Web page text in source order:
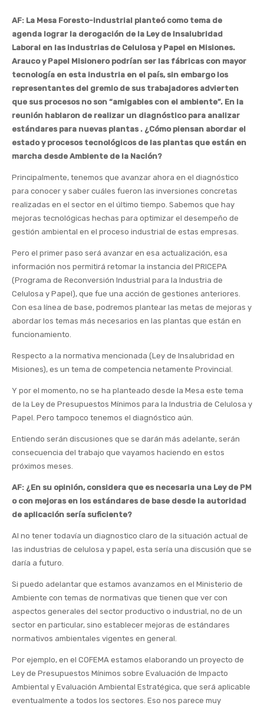
AF: La Mesa Foresto-industrial planteó como tema de
agenda lograr la derogación de la Ley de Insalubridad
Laboral en las industrias de Celulosa y Papel en Misiones.
Arauco y Papel Misionero podrían ser las fábricas con mayor
tecnología en esta industria en el país, sin embargo los
representantes del gremio de sus trabajadores advierten
que sus procesos no son “amigables con el ambiente”. En la
reunión hablaron de realizar un diagnóstico para analizar
estándares para nuevas plantas . ¿Cómo piensan abordar el
estado y procesos tecnológicos de las plantas que están en
marcha desde Ambiente de la Nación?
Principalmente, tenemos que avanzar ahora en el diagnóstico
para conocer y saber cuáles fueron las inversiones concretas
realizadas en el sector en el último tiempo. Sabemos que hay
mejoras tecnológicas hechas para optimizar el desempeño de
gestión ambiental en el proceso industrial de estas empresas.
Pero el primer paso será avanzar en esa actualización, esa
información nos permitirá retomar la instancia del PRICEPA
(Programa de Reconversión Industrial para la Industria de
Celulosa y Papel), que fue una acción de gestiones anteriores.
Con esa línea de base, podremos plantear las metas de mejoras y
abordar los temas más necesarios en las plantas que están en
funcionamiento.
Respecto a la normativa mencionada (Ley de Insalubridad en
Misiones), es un tema de competencia netamente Provincial.
Y por el momento, no se ha planteado desde la Mesa este tema
de la Ley de Presupuestos Mínimos para la Industria de Celulosa y
Papel. Pero tampoco tenemos el diagnóstico aún.
Entiendo serán discusiones que se darán más adelante, serán
consecuencia del trabajo que vayamos haciendo en estos
próximos meses.
AF: ¿En su opinión, considera que es necesaria una Ley de PM
o con mejoras en los estándares de base desde la autoridad
de aplicación sería suficiente?
Al no tener todavía un diagnostico claro de la situación actual de
las industrias de celulosa y papel, esta sería una discusión que se
daría a futuro.
Si puedo adelantar que estamos avanzamos en el Ministerio de
Ambiente con temas de normativas que tienen que ver con
aspectos generales del sector productivo o industrial, no de un
sector en particular, sino establecer mejoras de estándares
normativos ambientales vigentes en general.
Por ejemplo, en el COFEMA estamos elaborando un proyecto de
Ley de Presupuestos Mínimos sobre Evaluación de Impacto
Ambiental y Evaluación Ambiental Estratégica, que será aplicable
eventualmente a todos los sectores. Eso nos parece muy